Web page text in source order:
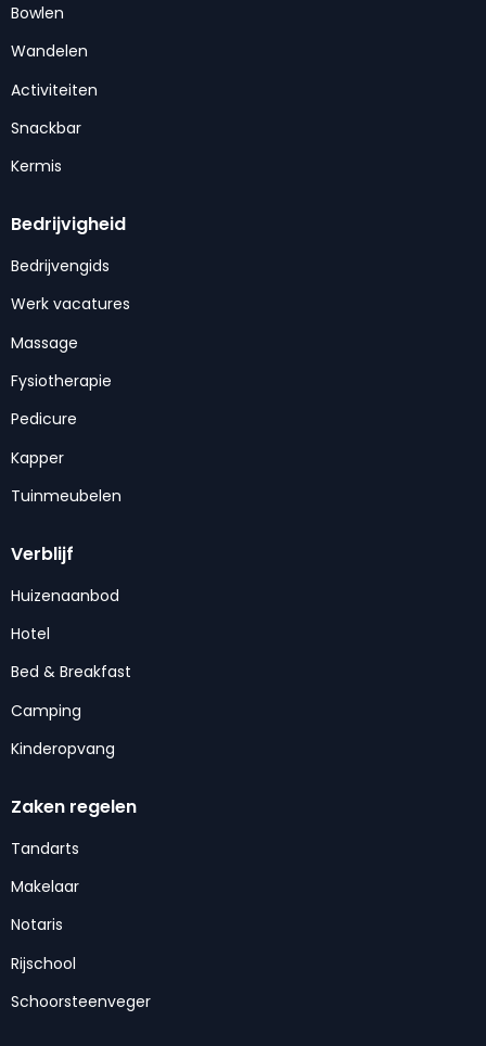
Bowlen
Wandelen
Activiteiten
Snackbar
Kermis
Bedrijvigheid
Bedrijvengids
Werk vacatures
Massage
Fysiotherapie
Pedicure
Kapper
Tuinmeubelen
Verblijf
Huizenaanbod
Hotel
Bed & Breakfast
Camping
Kinderopvang
Zaken regelen
Tandarts
Makelaar
Notaris
Rijschool
Schoorsteenveger